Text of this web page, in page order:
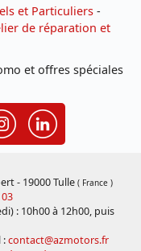
et Particuliers -
de réparation et
et offres spéciales
- 19000 Tulle ( France )
: 10h00 à 12h00, puis
:contact@azmotors.fr